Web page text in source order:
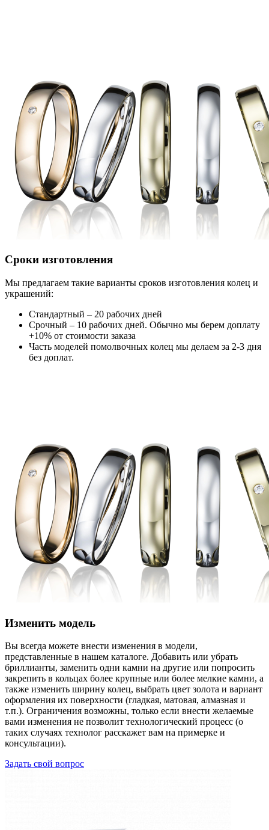
Сроки изготовления
Мы предлагаем такие варианты сроков изготовления колец и
украшений:
Стандартный – 20 рабочих дней
Срочный – 10 рабочих дней. Обычно мы берем доплату
+10% от стоимости заказа
Часть моделей помолвочных колец мы делаем за 2-3 дня
без доплат.
Изменить модель
Вы всегда можете внести изменения в модели,
представленные в нашем каталоге. Добавить или убрать
бриллианты, заменить одни камни на другие или попросить
закрепить в кольцах более крупные или более мелкие камни, а
также изменить ширину колец, выбрать цвет золота и вариант
оформления их поверхности (гладкая, матовая, алмазная и
т.п.). Ограничения возможны, только если внести желаемые
вами изменения не позволит технологический процесс (о
таких случаях технолог расскажет вам на примерке и
консультации).
Задать свой вопрос